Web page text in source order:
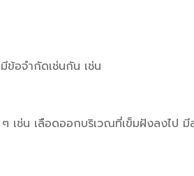
ข้อจำกัดเช่นกัน เช่น
เช่น เลือดออกบริเวณที่เข็มฝังลงไป